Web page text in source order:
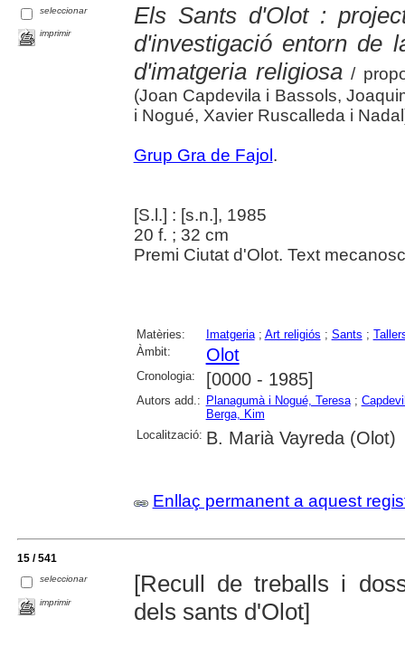
seleccionar
imprimir
Els Sants d'Olot :
d'investigació entorn de
d'imatgeria religiosa /
(Joan Capdevila i Bassols,
i Nogué, Xavier Ruscalleda i
Grup Gra de Fajol.
[S.l.] : [s.n.], 1985
20 f. ; 32 cm
Premi Ciutat d'Olot. Text
Matèries: Imatgeria; Art religiós ; Sants ;
Àmbit:
Olot
Cronologia: [0000 - 1985]
Autors add.: Planagumà i Nogué, Teresa;
Berga, Kim
Localització: B. Marià Vayreda (Olot)
Enllaç permanent a aquest
15 / 541
seleccionar
imprimir
[Recull de treballs i
dels sants d'Olot]